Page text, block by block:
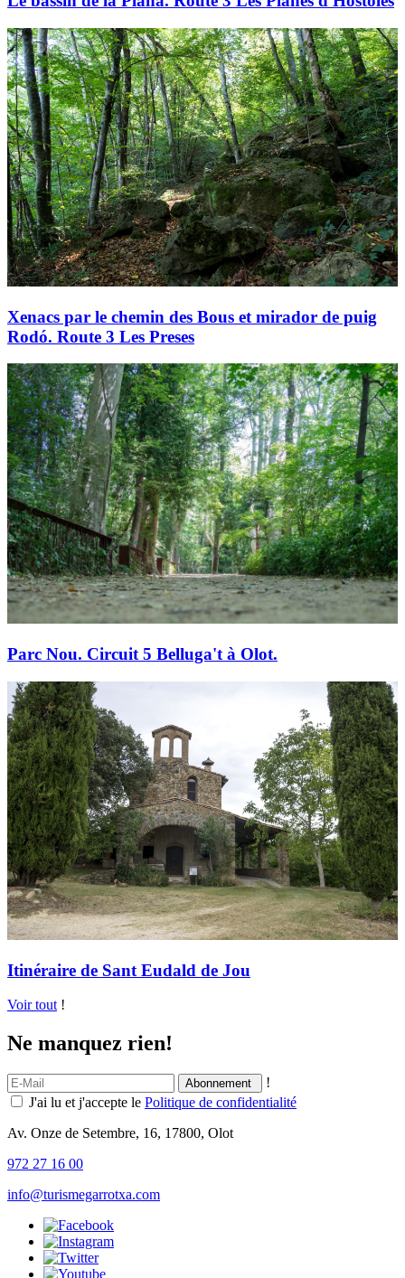
Xenacs par le chemin des Bous et mirador de puig
Rodó. Route 3 Les Preses
Parc Nou. Circuit 5 Belluga't à Olot.
Itinéraire de Sant Eudald de Jou
Voir tout !
Ne manquez rien!
!
J'ai lu et j'accepte le Politique de confidentialité
Av. Onze de Setembre, 16, 17800, Olot
972 27 16 00
info@turismegarrotxa.com